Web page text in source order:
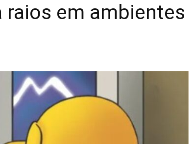
raios em ambientes